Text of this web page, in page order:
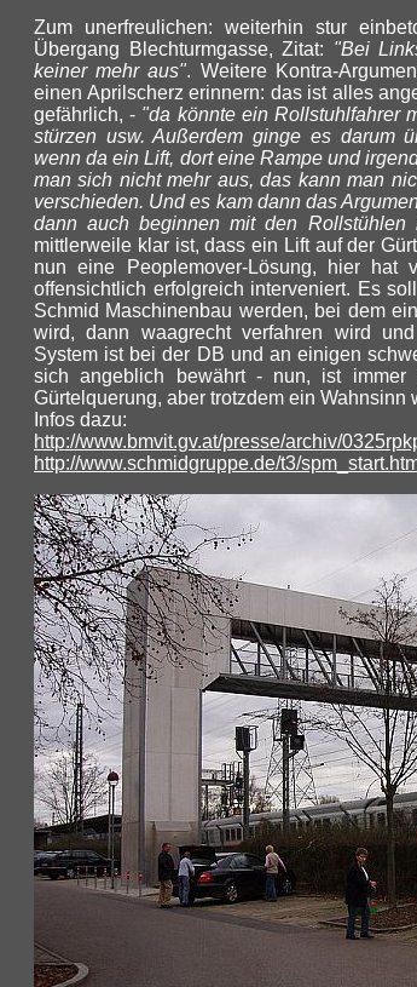
Zum unerfreulichen: weiterhin stur
Übergang Blechturmgasse, Zitat: "Bei
keiner mehr aus". Weitere Kontra-
einen Aprilscherz erinnern: das ist alles
gefährlich, - "da könnte ein Rollstuhlfahrer
stürzen usw. Außerdem ginge es darum
wenn da ein Lift, dort eine Rampe und
man sich nicht mehr aus, das kann man
verschieden. Und es kam dann das
dann auch beginnen mit den Rollstühlen
mittlerweile klar ist, dass ein Lift auf der
nun eine Peoplemover-Lösung, hier hat
offensichtlich erfolgreich interveniert. Es
Schmid Maschinenbau werden, bei dem
wird, dann waagrecht verfahren wird
System ist bei der DB und an einigen
sich angeblich bewährt - nun, ist immer
Gürtelquerung, aber trotzdem ein Wahnsinn
Infos dazu:
http://www.bmvit.gv.at/presse/archiv/
http://www.schmidgruppe.de/t3/